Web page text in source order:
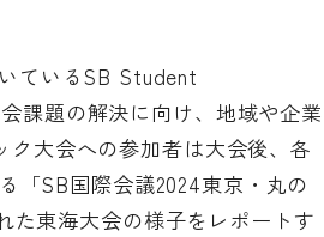
ているSB Student
課題の解決に向け、地域や企業
大会への参加者は大会後、各
「SB国際会議2024東京・丸の
た東海大会の様子をレポートす